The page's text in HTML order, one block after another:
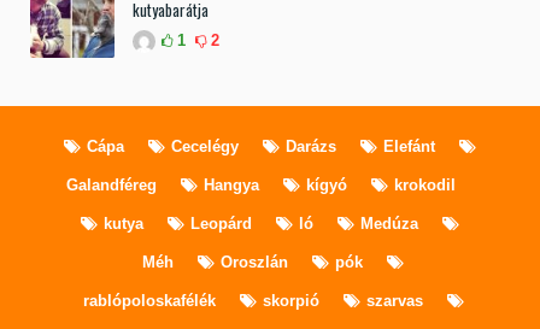
kutyabarátja
1 2
Cápa Cecelégy Darázs Elefánt
Galandféreg Hangya kígyó krokodil
kutya Leopárd ló Medúza
Méh Oroszlán pók
rablópoloskafélék skorpió szarvas